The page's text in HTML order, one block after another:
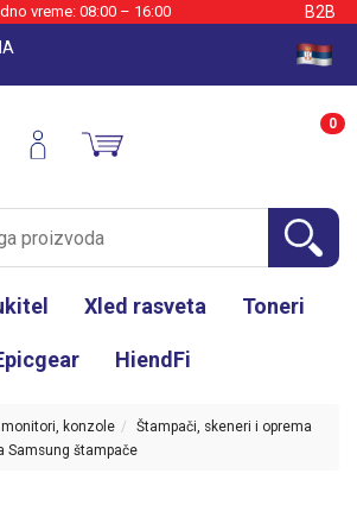
vreme: 08:00 – 16:00
B2B
Xled rasveta Toneri
HiendFi
0
monitori, konzole
Štampači, skeneri i oprema
Samsung štampače